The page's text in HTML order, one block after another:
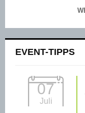
EVENT-TIPPS
07
Juli